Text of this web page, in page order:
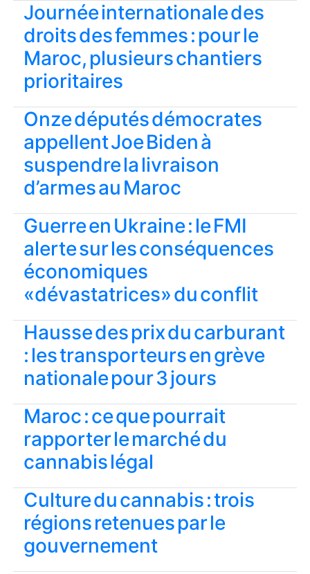
Journée internationale des
droits des femmes : pour le
Maroc, plusieurs chantiers
prioritaires
Onze députés démocrates
appellent Joe Biden à
suspendre la livraison
d’armes au Maroc
Guerre en Ukraine : le FMI
alerte sur les conséquences
économiques
«dévastatrices» du conflit
Hausse des prix du carburant
: les transporteurs en grève
nationale pour 3 jours
Maroc : ce que pourrait
rapporter le marché du
cannabis légal
Culture du cannabis : trois
régions retenues par le
gouvernement